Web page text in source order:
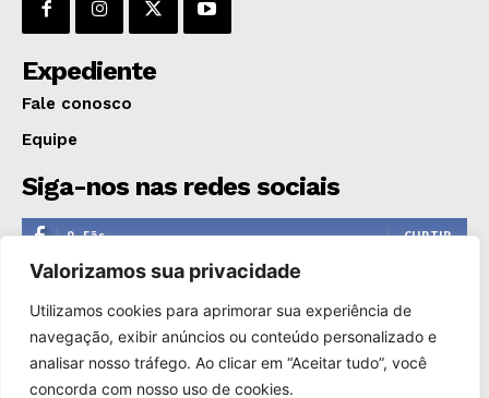
Valorizamos sua privacidade
Utilizamos cookies para aprimorar sua experiência de
navegação, exibir anúncios ou conteúdo personalizado e
analisar nosso tráfego. Ao clicar em “Aceitar tudo”, você
concorda com nosso uso de cookies.
Expediente
Fale conosco
Equipe
Siga-nos nas redes sociais
0 Fãs CURTIR
0 Seguidores
1,110 Seguidores SEGUIR
0 Inscritos INSCREVER